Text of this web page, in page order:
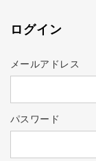
ログイン
メールアドレス
パスワード